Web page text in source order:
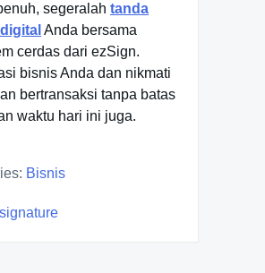
segeralah tanda
Anda bersama
cerdas dari ezSign.
bisnis Anda dan nikmati
bertransaksi tanpa batas
waktu hari ini juga.
Bisnis